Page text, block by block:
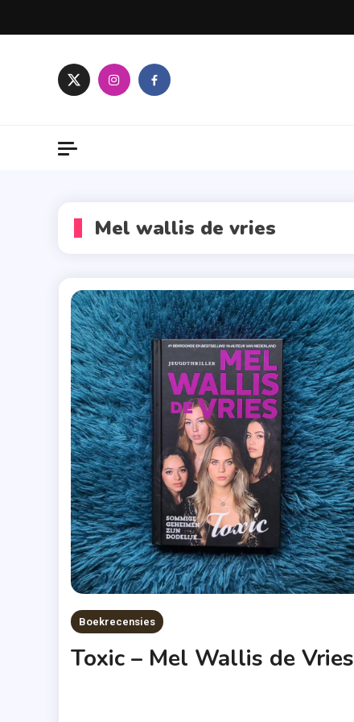
to
Mel wallis de vries
Boekrecensies
Toxic – Mel Wallis de Vries